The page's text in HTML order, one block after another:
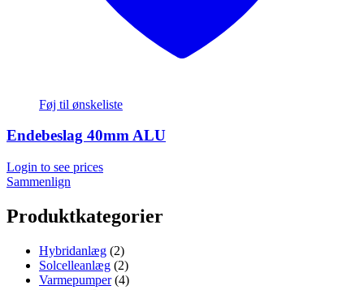
Føj til ønskeliste
Endebeslag 40mm ALU
Login to see prices
Sammenlign
Produktkategorier
Hybridanlæg (2)
Solcelleanlæg (2)
Varmepumper (4)